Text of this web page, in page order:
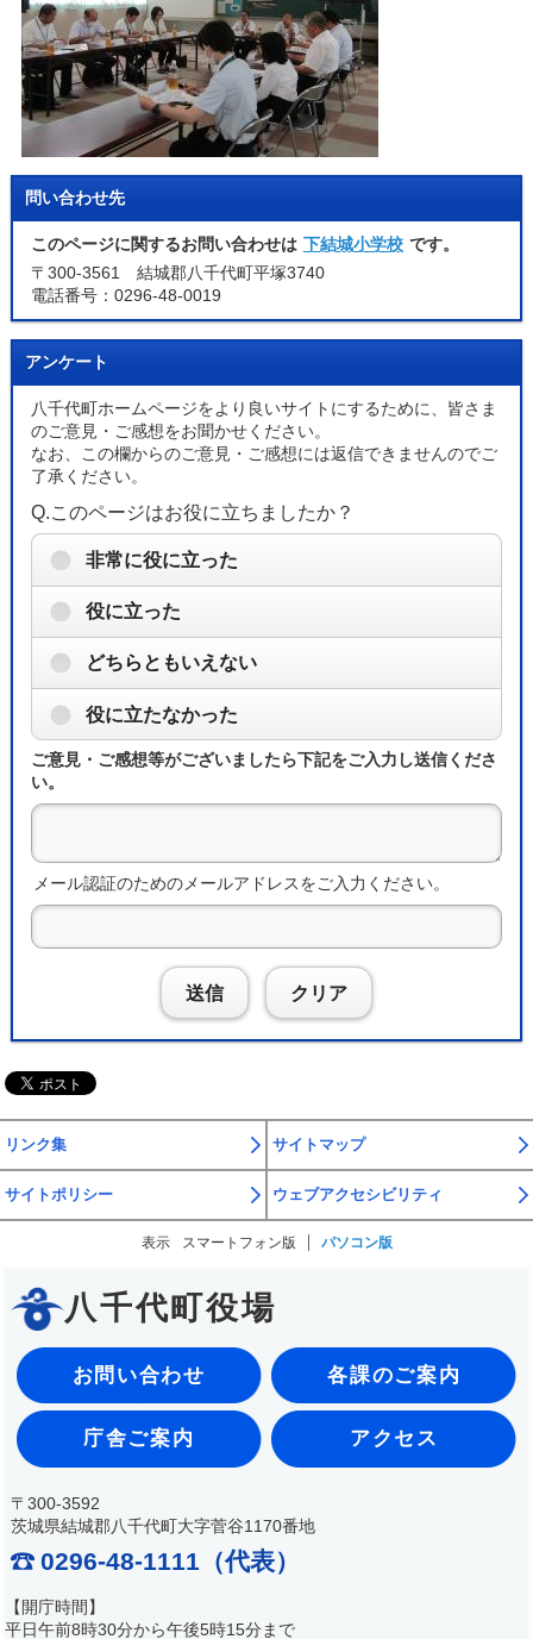
問い合わせ先
このページに関するお問い合わせは 下結城小学校 です。
〒300-3561 結城郡八千代町平塚3740
電話番号：0296-48-0019
アンケート
八千代町ホームページをより良いサイトにするために、皆さま
のご意見・ご感想をお聞かせください。
なお、この欄からのご意見・ご感想には返信できませんのでご
了承ください。
Q.このページはお役に立ちましたか？
非常に役に立った
役に立った
どちらともいえない
役に立たなかった
ご意見・ご感想等がございましたら下記をご入力し送信くださ
い。
メール認証のためのメールアドレスをご入力ください。
送信 クリア
リンク集 サイトマップ
サイトポリシー ウェブアクセシビリティ
表示 スマートフォン版 パソコン版
八千代町役場
お問い合わせ 各課のご案内
庁舎ご案内 アクセス
〒300-3592
茨城県結城郡八千代町大字菅谷1170番地
0296-48-1111（代表）
【開庁時間】
平日午前8時30分から午後5時15分まで